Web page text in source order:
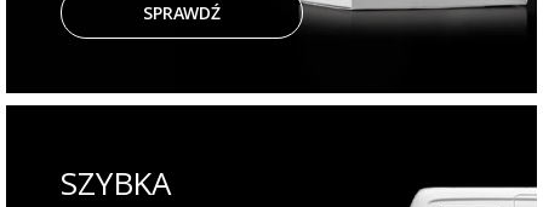
SPRAWDŹ
SZYBKA